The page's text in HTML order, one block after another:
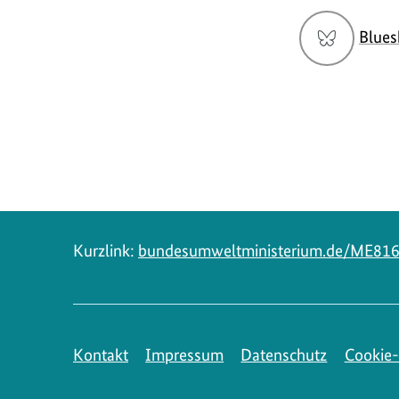
Kurzlink: bundesumweltministerium.de/
Kontakt Impressum Datenschutz